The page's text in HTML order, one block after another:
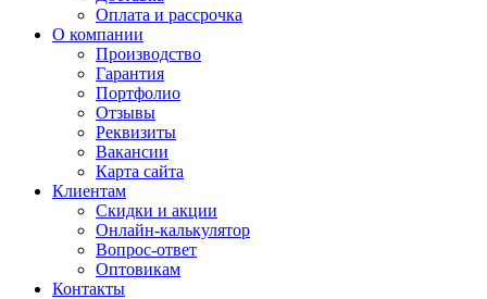
Оплата и рассрочка
О компании
Производство
Гарантия
Портфолио
Отзывы
Реквизиты
Вакансии
Карта сайта
Клиентам
Скидки и акции
Онлайн-калькулятор
Вопрос-ответ
Оптовикам
Контакты